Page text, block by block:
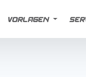
VORLAGEN